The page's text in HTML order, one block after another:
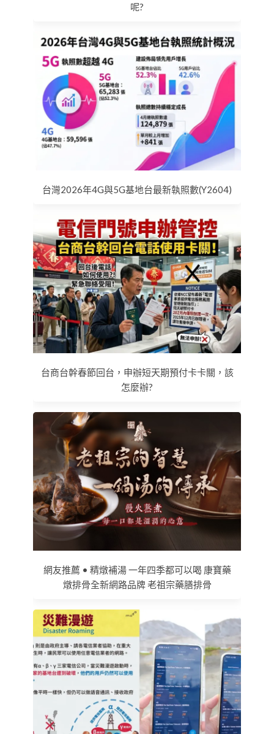
呢?
台灣2026年4G與5G基地台最新執照數(Y2604)
台商台幹春節回台，申辦短天期預付卡卡關，該
怎麼辦?
網友推薦 • 精燉補湯 一年四季都可以喝 康寶藥
燉排骨全新網路品牌 老祖宗藥膳排骨